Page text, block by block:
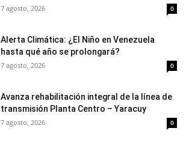
7 agosto, 2026 0
Alerta Climática: ¿El Niño en Venezuela
hasta qué año se prolongará?
7 agosto, 2026 0
Avanza rehabilitación integral de la línea de
transmisión Planta Centro – Yaracuy
7 agosto, 2026 0